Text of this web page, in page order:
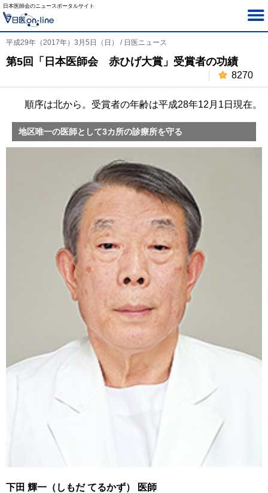
日本医師会のニュースポータルサイト
平成29年（2017年）3月5日（日） / 日医ニュース
第5回「日本医師会 赤ひげ大賞」受賞者の功績
8270
順序は北から。受賞者の年齢は平成28年12月1日現在。
地区唯一の医師として3カ所の診療所を守る
下田 輝一（しもだ てるかず） 医師